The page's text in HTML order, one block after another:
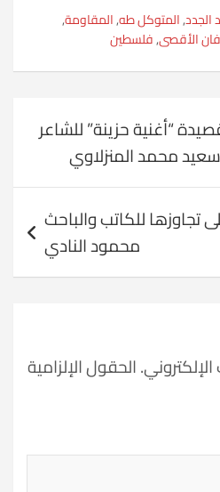
الجدد,المتوكل طه,المقاومة,
الأقصى,فلسطين
“أغنية حزينة” للشاعر
محمد المنزلاوي
تجاوزها للكاتب والباحث
محمود النادي
الحقول الإلزامية